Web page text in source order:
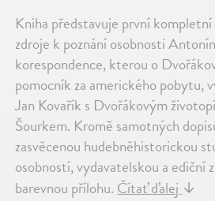
Kniha představuje první
zdroje k poznání osobnosti
korespondence, kterou o
pomocník za amerického pobytu,
Jan Kovařík s Dvořákovým
Šourkem. Kromě samotných
zasvěcenou hudebněhistorickou
osobností, vydavatelskou a ediční
barevnou přílohu.Čítať ďalej↓